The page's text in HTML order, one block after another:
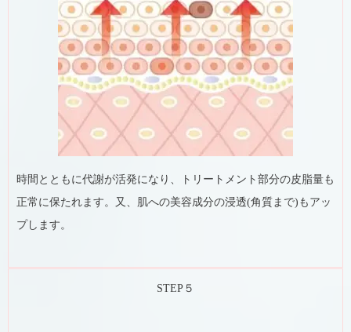
時間とともに代謝が活発になり、トリートメント部分の皮脂量も
正常に保たれます。又、肌への美容成分の浸透(角質まで)もアッ
プします。
STEP５